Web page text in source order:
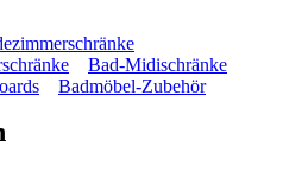
Bad-Midischränke
Badmöbel-Zubehör